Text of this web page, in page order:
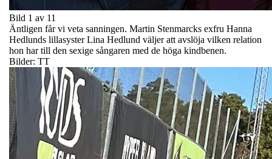
Bild 1 av 11
Äntligen får vi veta sanningen. Martin Stenmarcks exfru Hanna
Hedlunds lillasyster Lina Hedlund väljer att avslöja vilken relation
hon har till den sexige sångaren med de höga kindbenen.
Bilder: TT